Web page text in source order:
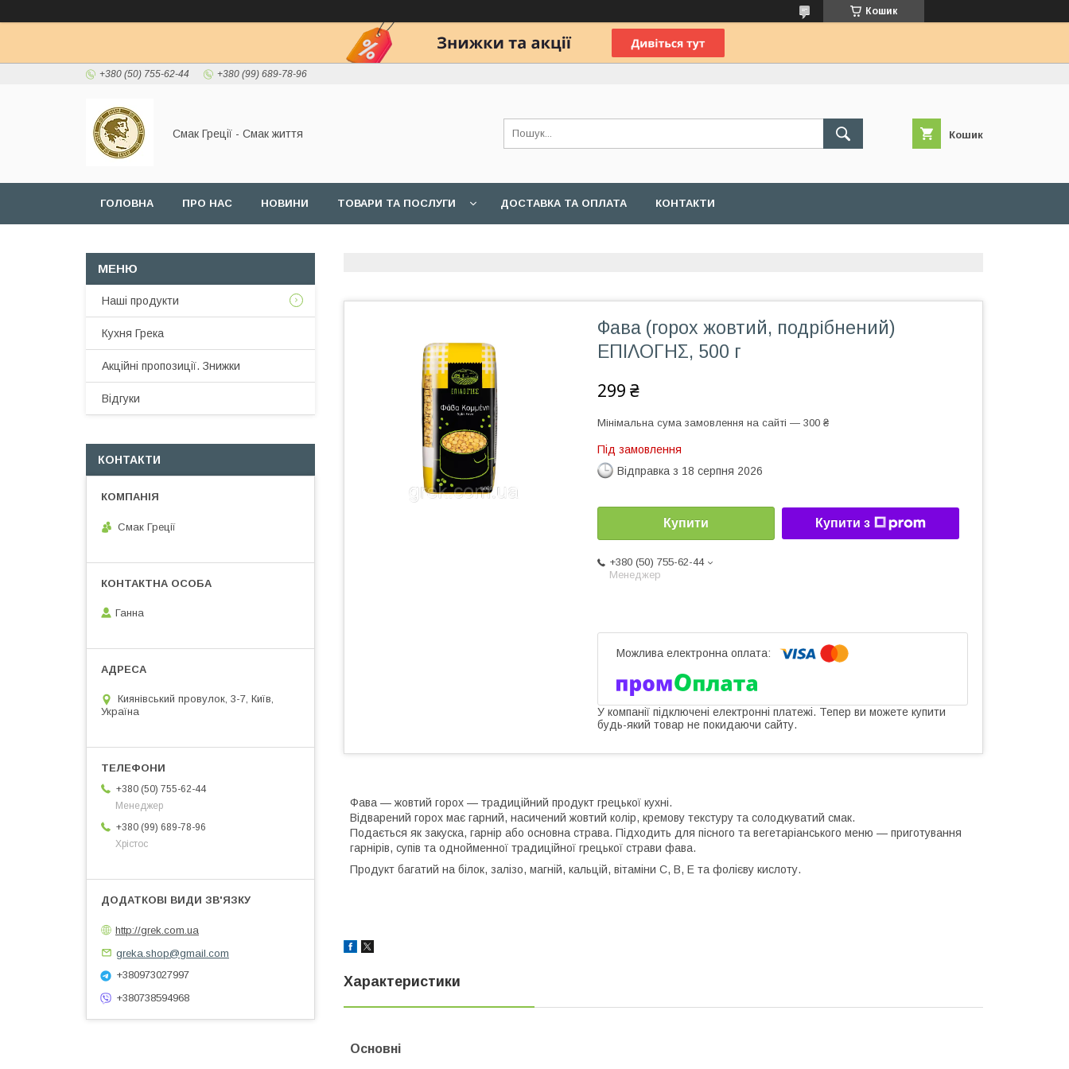
Кошик
+380 (50) 755-62-44 +380 (99) 689-78-96
Смак Греції - Смак життя Кошик
ГОЛОВНА ПРО НАС НОВИНИ ТОВАРИ ТА ПОСЛУГИ ДОСТАВКА ТА ОПЛАТА КОНТАКТИ
Фава (горох жовтий, подрібнений)
ΕΠΙΛΟΓΗΣ, 500 г
299 ₴
Мінімальна сума замовлення на сайті — 300 ₴
Під замовлення
Відправка з 18 серпня 2026
Купити Купити з
+380 (50) 755-62-44
Менеджер
У компанії підключені електронні платежі. Тепер ви можете купити
будь-який товар не покидаючи сайту.
Фава — жовтий горох — традиційний продукт грецької кухні.
Відварений горох має гарний, насичений жовтий колір, кремову текстуру та солодкуватий смак.
Подається як закуска, гарнір або основна страва. Підходить для пісного та вегетаріанського меню — приготування
гарнірів, супів та однойменної традиційної грецької страви фава.
Продукт багатий на білок, залізо, магній, кальцій, вітаміни С, В, Е та фолієву кислоту.
Характеристики
Основні
Наші продукти
Кухня Грека
Акційні пропозиції. Знижки
Відгуки
КОНТАКТИ
Смак Греції
Ганна
Киянівський провулок, 3-7, Київ,
Україна
+380 (50) 755-62-44
Менеджер
+380 (99) 689-78-96
Хрістос
http://grek.com.ua
greka.shop@gmail.com
+380973027997
+380738594968